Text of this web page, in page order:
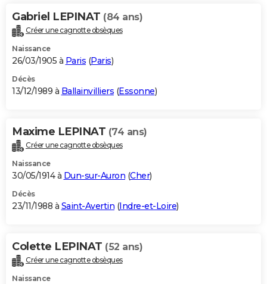
Gabriel LEPINAT (84 ans)
Créer une cagnotte obsèques
Naissance
26/03/1905 à Paris (Paris)
Décès
13/12/1989 à Ballainvilliers (Essonne)
Maxime LEPINAT (74 ans)
Créer une cagnotte obsèques
Naissance
30/05/1914 à Dun-sur-Auron (Cher)
Décès
23/11/1988 à Saint-Avertin (Indre-et-Loire)
Colette LEPINAT (52 ans)
Créer une cagnotte obsèques
Naissance